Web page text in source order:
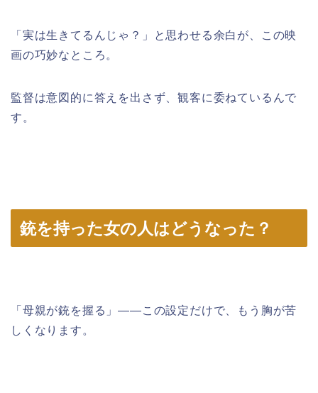
「実は生きてるんじゃ？」と思わせる余白が、この映
画の巧妙なところ。
監督は意図的に答えを出さず、観客に委ねているんで
す。
銃を持った女の人はどうなった？
「母親が銃を握る」――この設定だけで、もう胸が苦
しくなります。